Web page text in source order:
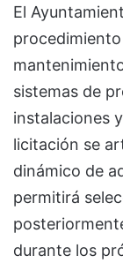
El
sistemas de
instalaciones
licitación se
dinámico de
permitirá
durante los